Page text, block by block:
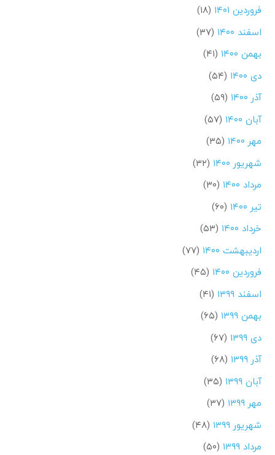
فروردین ۱۴۰۱
(۱۸)
اسفند ۱۴۰۰
(۳۷)
بهمن ۱۴۰۰
(۴۱)
دی ۱۴۰۰
(۵۴)
آذر ۱۴۰۰
(۵۹)
آبان ۱۴۰۰
(۵۷)
مهر ۱۴۰۰
(۳۵)
شهریور ۱۴۰۰
(۳۲)
مرداد ۱۴۰۰
(۳۰)
تیر ۱۴۰۰
(۶۰)
خرداد ۱۴۰۰
(۵۳)
اردیبهشت ۱۴۰۰
(۷۷)
فروردین ۱۴۰۰
(۴۵)
اسفند ۱۳۹۹
(۴۱)
بهمن ۱۳۹۹
(۶۵)
دی ۱۳۹۹
(۶۷)
آذر ۱۳۹۹
(۶۸)
آبان ۱۳۹۹
(۳۵)
مهر ۱۳۹۹
(۳۷)
شهریور ۱۳۹۹
(۴۸)
مرداد ۱۳۹۹
(۵۰)